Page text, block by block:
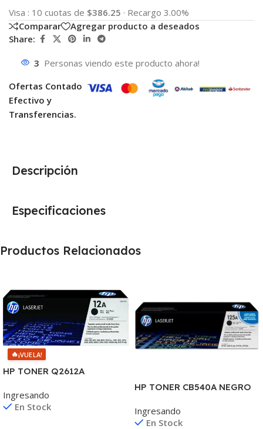
Visa : 10 cuotas de $386.25 · Recargo 3.00%
Comparar
Agregar producto a deseados
Share:
3 Personas viendo este producto ahora!
Ofertas Contado
Efectivo y
Transferencias.
Descripción
Especificaciones
Productos Relacionados
🔥¡VUELA!
HP TONER Q2612A
3015/30/50 MFC1005/1319
Ingresando
En Stock
HP TONER CB540A NEGRO
1215/1515/1510/1312
Ingresando
En Stock